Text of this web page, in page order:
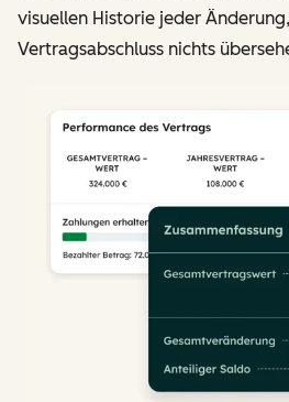
visuellen Historie jeder
Vertragsabschluss nichts